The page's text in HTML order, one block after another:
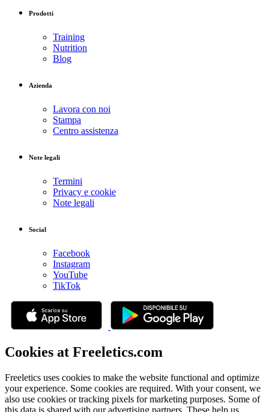
Prodotti
Training
Nutrition
Blog
Azienda
Lavora con noi
Stampa
Centro assistenza
Note legali
Termini
Privacy e cookie
Note legali
Social
Facebook
Instagram
YouTube
TikTok
Cookies at Freeletics.com
Freeletics uses cookies to make the website functional and optimize
your experience. Some cookies are required. With your consent, we
also use cookies or tracking pixels for marketing purposes. Some of
this data is shared with our advertising partners. These help us